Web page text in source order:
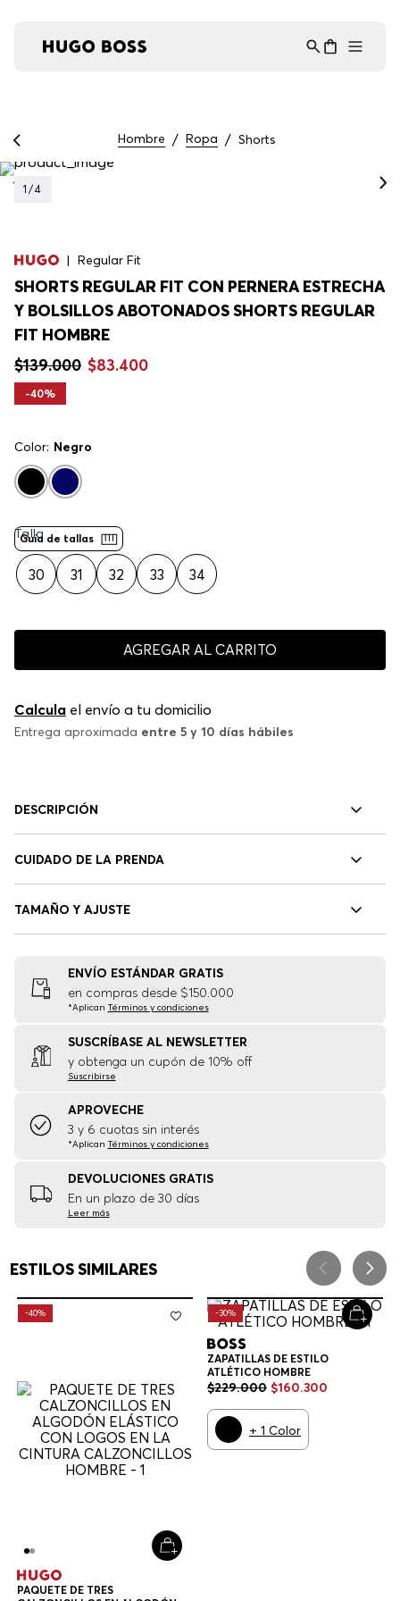
Hombre Ropa Shorts
1 /4
Regular Fit
SHORTS REGULAR FIT CON PERNERA ESTRECHA
Y BOLSILLOS ABOTONADOS SHORTS REGULAR
FIT HOMBRE
$139.000 $83.400
-40%
Color: Negro
Guía de tallas
Talla
30 31 32 33 34
AGREGAR AL CARRITO
Calcula el envío a tu domicilio
Entrega aproximada entre 5 y 10 días hábiles
DESCRIPCIÓN
CUIDADO DE LA PRENDA
TAMAÑO Y AJUSTE
ENVÍO ESTÁNDAR GRATIS
en compras desde $150.000
*Aplican Términos y condiciones
SUSCRÍBASE AL NEWSLETTER
y obtenga un cupón de 10% off
Suscribirse
APROVECHE
3 y 6 cuotas sin interés
*Aplican Términos y condiciones
DEVOLUCIONES GRATIS
En un plazo de 30 días
Leer más
ESTILOS SIMILARES
-40%
PAQUETE DE TRES
-30%
ZAPATILLAS DE ESTILO
ATLÉTICO HOMBRE
$229.000 $160.300
+ 1 Color
Asistente Virtual
en línea ⋮